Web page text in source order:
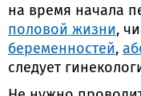
на время начала
половой жизни,
беременностей,
следует